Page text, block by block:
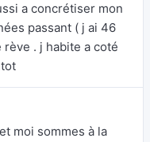
a concrétiser mon
passant ( j ai 46
rève . j habite a coté
moi sommes à la